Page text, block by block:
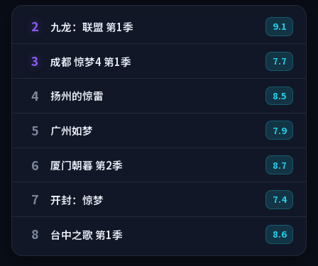
2 九龙：联盟 第1季 9.1
3 成都 惊梦4 第1季 7.7
4 扬州的惊雷 8.5
5 广州如梦 7.9
6 厦门朝暮 第2季 8.7
7 开封：惊梦 7.4
8 台中之歌 第1季 8.6